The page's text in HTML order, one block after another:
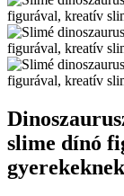
slime dínó